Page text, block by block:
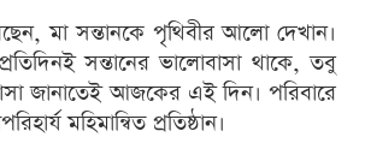
মা সন্তানকে পৃথিবীর আলো দেখান।
সন্তানের ভালোবাসা থাকে, তবু
জানাতেই আজকের এই দিন। পরিবারে
মহিমান্বিত প্রতিষ্ঠান।